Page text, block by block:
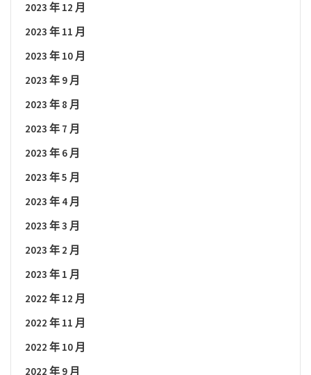
2023 年 12 月
2023 年 11 月
2023 年 10 月
2023 年 9 月
2023 年 8 月
2023 年 7 月
2023 年 6 月
2023 年 5 月
2023 年 4 月
2023 年 3 月
2023 年 2 月
2023 年 1 月
2022 年 12 月
2022 年 11 月
2022 年 10 月
2022 年 9 月